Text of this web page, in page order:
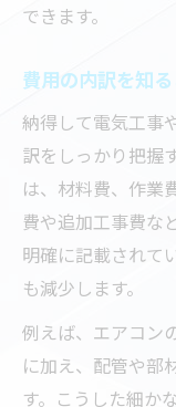
できます。
費用の内訳を知
納得して電気工事
訳をしっかり把握
は、材料費、作業
費や追加工事費な
明確に記載されて
も減少します。
例えば、エアコン
に加え、配管や部
す。こうした細か